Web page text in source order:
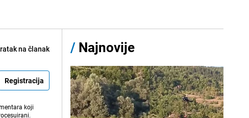
na članak
Registracija
koji
/ Najnovije